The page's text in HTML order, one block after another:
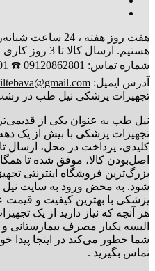
هفت روز هفته ،
هستیم. ارسال کالا تا 3 روز کاری
شماره تماس: 09120862801 ☎️ 09050812801
آدرس ایمیل:
تجهیزات پزشکی نیل طب در
نیل طب به عنوان یکی از
تجهیزات پزشکی با بیش از یک دهه
کلیدی، پرداخت در محل، ارسال
اصل‌بودن کالا، موفق شده تا
بزرگ‌ترین فروشگاه اینترنتی
شود. به محض ورود به سایت نیل
پزشکی با بهترین کیفیت و قیمت
هر آنچه که نیاز دارید از یک
البسه یکبار مصرف
شما خطور می‌کند در اینجا پیدا
تماس بگیرید .